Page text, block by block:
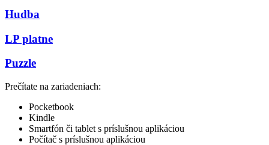
Hudba
LP platne
Puzzle
Prečítate na zariadeniach:
Pocketbook
Kindle
Smartfón či tablet s príslušnou aplikáciou
Počítač s príslušnou aplikáciou